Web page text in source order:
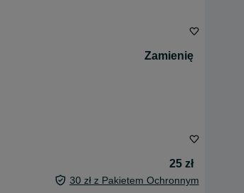
Zamienię
25 zł
30 zł z Pakietem Ochronnym